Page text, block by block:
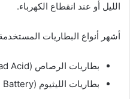
الليل أو عند انقطاع الكهرباء.
أشهر أنواع البطاريات
بطاريات الرصاص (Lead Acid)
بطاريات الليثيوم (Lithium Battery)